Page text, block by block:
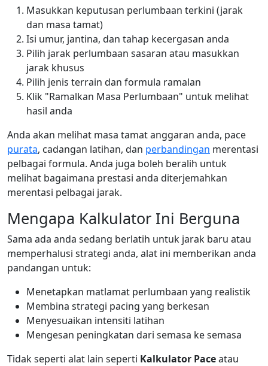
Masukkan keputusan perlumbaan terkini (jarak
dan masa tamat)
Isi umur, jantina, dan tahap kecergasan anda
Pilih jarak perlumbaan sasaran atau masukkan
jarak khusus
Pilih jenis terrain dan formula ramalan
Klik "Ramalkan Masa Perlumbaan" untuk melihat
hasil anda
Anda akan melihat masa tamat anggaran anda, pace
purata, cadangan latihan, dan perbandingan merentasi
pelbagai formula. Anda juga boleh beralih untuk
melihat bagaimana prestasi anda diterjemahkan
merentasi pelbagai jarak.
Mengapa Kalkulator Ini Berguna
Sama ada anda sedang berlatih untuk jarak baru atau
memperhalusi strategi anda, alat ini memberikan anda
pandangan untuk:
Menetapkan matlamat perlumbaan yang realistik
Membina strategi pacing yang berkesan
Menyesuaikan intensiti latihan
Mengesan peningkatan dari semasa ke semasa
Tidak seperti alat lain seperti Kalkulator Paceatau